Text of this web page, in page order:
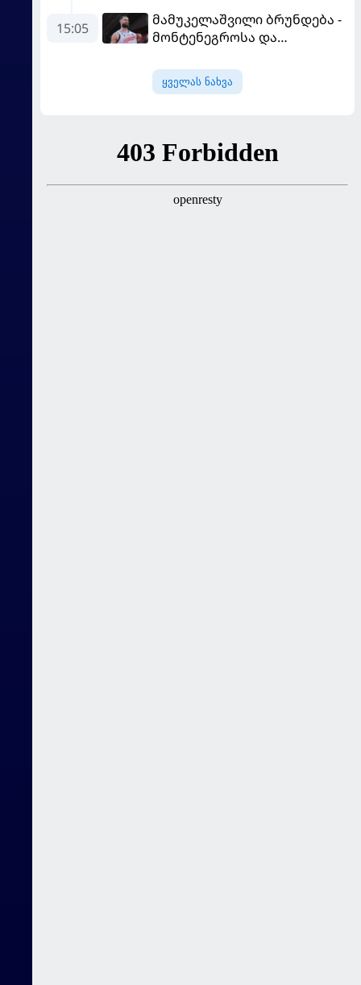
მარცხით გახსნა
15:05
მამუკელაშვილი ბრუნდება -
მონტენეგროსა და
მატჩებისთვის საქართველო
მზადებას 15
ყველას ნახვა